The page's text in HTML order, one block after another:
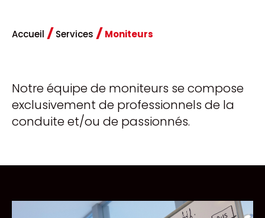
Accueil Services Moniteurs
Notre équipe de moniteurs se compose
exclusivement de professionnels de la
conduite et/ou de passionnés.